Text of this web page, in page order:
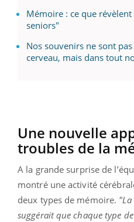
Mémoire : ce que
seniors"
Nos souvenirs ne sont
cerveau, mais dans tout
Une nouvelle
troubles de la
A la grande surprise de
montré une activité
deux types de mémoire.
suggérait que chaque type